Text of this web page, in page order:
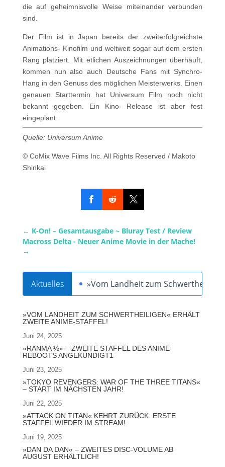
die auf geheimnisvolle Weise miteinander verbunden
sind.
Der Film ist in Japan bereits der zweiterfolgreichste
Animations- Kinofilm und weltweit sogar auf dem ersten
Rang platziert. Mit etlichen Auszeichnungen überhäuft,
kommen nun also auch Deutsche Fans mit Synchro-
Hang in den Genuss des möglichen Meisterwerks. Einen
genauen Starttermin hat Universum Film noch nicht
bekannt gegeben. Ein Kino- Release ist aber fest
eingeplant.
Quelle: Universum Anime
© CoMix Wave Films Inc. All Rights Reserved / Makoto
Shinkai
← K-On! – Gesamtausgabe ~ Bluray Test / Review
Macross Delta - Neuer Anime Movie in der Mache!
→
Aktuelles »Vom Landheit zum
»VOM LANDHEIT ZUM SCHWERTHEILIGEN« ERHÄLT
ZWEITE ANIME-STAFFEL!
Juni 24, 2025
»RANMA ½« – ZWEITE STAFFEL DES ANIME-
REBOOTS ANGEKÜNDIGT1
Juni 23, 2025
»TOKYO REVENGERS: WAR OF THE THREE TITANS«
– START IM NÄCHSTEN JAHR!
Juni 22, 2025
»ATTACK ON TITAN« KEHRT ZURÜCK: ERSTE
STAFFEL WIEDER IM STREAM!
Juni 19, 2025
»DAN DA DAN« – ZWEITES DISC-VOLUME AB
AUGUST ERHÄLTLICH!